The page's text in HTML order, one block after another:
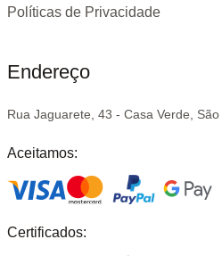
Políticas de Privacidade
Endereço
Rua Jaguarete, 43 - Casa Verde,
Aceitamos:
Certificados: